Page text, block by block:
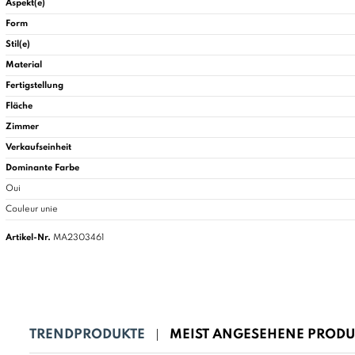
Aspekt(e)
Form
Stil(e)
Material
Fertigstellung
Fläche
Zimmer
Verkaufseinheit
Dominante Farbe
Oui
Couleur unie
Artikel-Nr. MA2303461
TRENDPRODUKTE MEIST ANGESEHENE